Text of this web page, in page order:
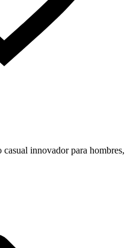
innovador para hombres,